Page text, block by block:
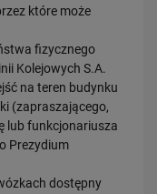
które może
fizycznego
Kolejowych S.A.
na teren budynku
(zapraszającego,
lub funkcjonariusza
Prezydium
dostępny